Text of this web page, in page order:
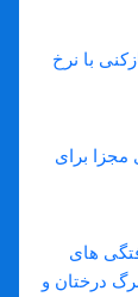
با نرخ
برای
های
درختان و